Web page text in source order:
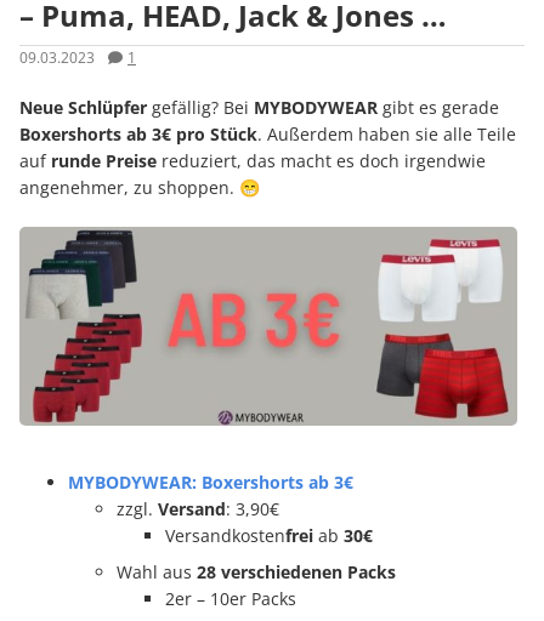
– Puma, HEAD, Jack & Jones …
09.03.2023 1
Neue Schlüpfer gefällig? Bei MYBODYWEAR gibt es gerade
Boxershorts ab 3€ pro Stück. Außerdem haben sie alle Teile
auf runde Preise reduziert, das macht es doch irgendwie
angenehmer, zu shoppen. 😁
MYBODYWEAR: Boxershorts ab 3€
zzgl. Versand: 3,90€
Versandkostenfrei ab 30€
Wahl aus 28 verschiedenen Packs
2er – 10er Packs